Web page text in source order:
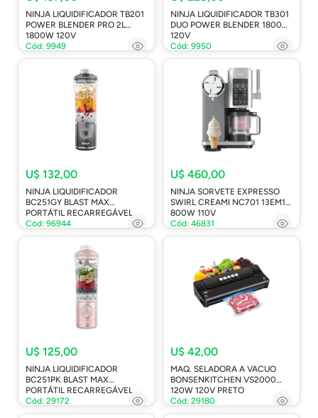
NINJA LIQUIDIFICADOR TB201
POWER BLENDER PRO 2L
1800W 120V
Cód: 9949
NINJA LIQUIDIFICADOR TB301
DUO POWER BLENDER 1800W
120V
Cód: 9950
U$ 132,00
NINJA LIQUIDIFICADOR
BC251GY BLAST MAX
PORTÁTIL RECARREGÁVEL
Cód: 96944
U$ 460,00
NINJA SORVETE EXPRESSO
SWIRL CREAMI NC701 13EM1
800W 110V
Cód: 46831
U$ 125,00
NINJA LIQUIDIFICADOR
BC251PK BLAST MAX
PORTÁTIL RECARREGÁVEL
Cód: 29172
U$ 42,00
MAQ. SELADORA A VACUO
BONSENKITCHEN VS2000
120W 120V PRETO
Cód: 29180